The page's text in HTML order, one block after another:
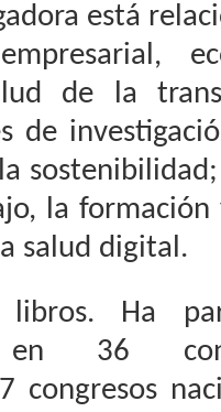
está
de la
de
la
salud digital.
Ha
en 36
congresos